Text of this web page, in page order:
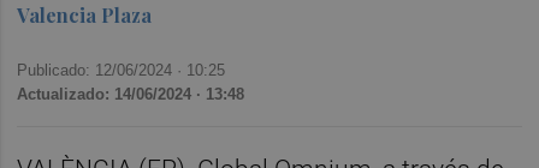
Valencia Plaza
Publicado: 12/06/2024 · 10:25
Actualizado: 14/06/2024 · 13:48